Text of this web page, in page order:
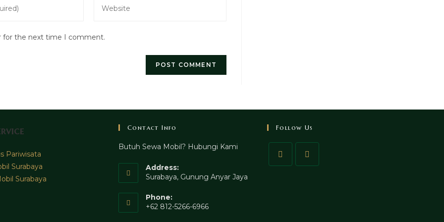
your
URL
for the next time I comment.
Pariwisata
Surabaya
Surabaya
Contact Info
Butuh Sewa Mobil? Hubungi Kami
Address:
Surabaya, Gunung Anyar Jaya
Phone:
+62 812-5266-6966
Follow Us